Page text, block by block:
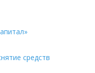
средств